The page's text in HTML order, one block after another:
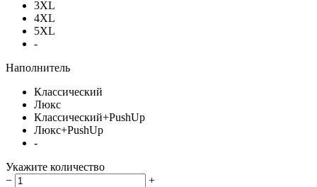
3XL
4XL
5XL
-
Наполнитель
Классический
Люкс
Классический+PushUp
Люкс+PushUp
-
Укажите количество
−
+